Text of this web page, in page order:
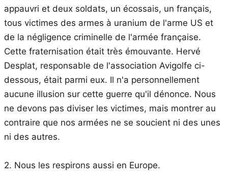
appauvri et deux soldats, un écossais, un français,
tous victimes des armes à uranium de l'arme US et
de la négligence criminelle de l'armée française.
Cette fraternisation était très émouvante. Hervé
Desplat, responsable de l'association Avigolfe ci-
dessous, était parmi eux. Il n'a personnellement
aucune illusion sur cette guerre qu'il dénonce. Nous
ne devons pas diviser les victimes, mais montrer au
contraire que nos armées ne se soucient ni des unes
ni des autres.
2. Nous les respirons aussi en Europe.